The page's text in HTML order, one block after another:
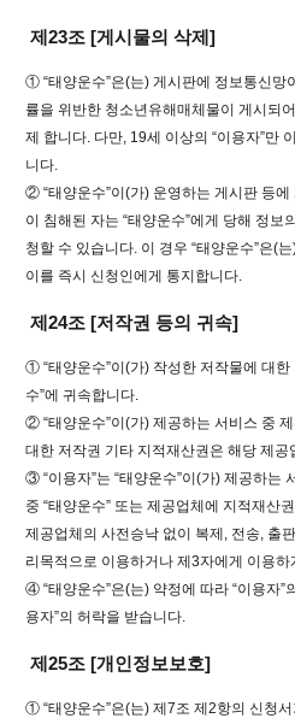
제23조 [게시물의 삭제]
① “태양운수”은(는) 게시판에 정보통신망
률을 위반한 청소년유해매체물이 게시되
제 합니다. 다만, 19세 이상의 “이용자”만
니다.
② “태양운수”이(가) 운영하는 게시판 등
이 침해된 자는 “태양운수”에게 당해 정보
청할 수 있습니다. 이 경우 “태양운수”은(
이를 즉시 신청인에게 통지합니다.
제24조 [저작권 등의 귀속]
① “태양운수”이(가) 작성한 저작물에 대
수”에 귀속합니다.
② “태양운수”이(가) 제공하는 서비스 중
대한 저작권 기타 지적재산권은 해당 제공
③ “이용자”는 “태양운수”이(가) 제공하는
중 “태양운수” 또는 제공업체에 지적재산
제공업체의 사전승낙 없이 복제, 전송, 출
리목적으로 이용하거나 제3자에게 이용
④ “태양운수”은(는) 약정에 따라 “이용자”
용자”의 허락을 받습니다.
제25조 [개인정보보호]
① “태양운수”은(는) 제7조 제2항의 신청